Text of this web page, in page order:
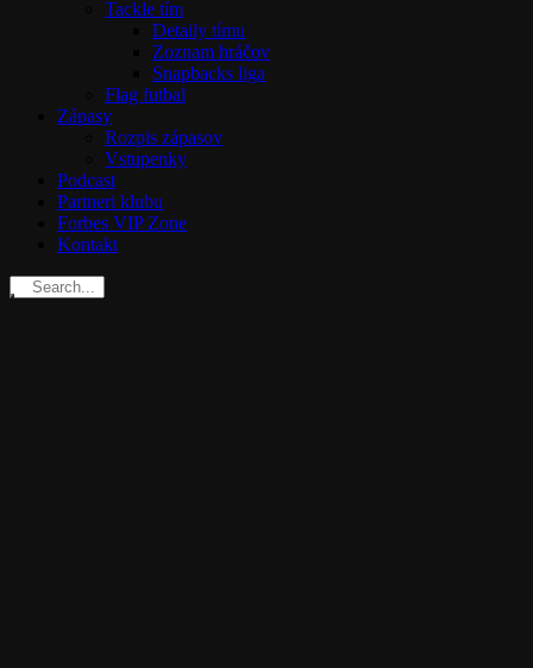
Tackle tím
Detaily tímu
Zoznam hráčov
Snapbacks liga
Flag futbal
Zápasy
Rozpis zápasov
Vstupenky
Podcast
Partneri klubu
Forbes VIP Zone
Kontakt